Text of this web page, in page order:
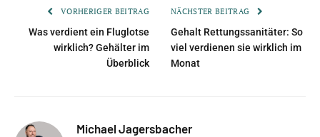
VORHERIGER BEITRAG
Was verdient ein Fluglotse
wirklich? Gehälter im
Überblick
NÄCHSTER BEITRAG
Gehalt Rettungssanitäter: So
viel verdienen sie wirklich im
Monat
Michael Jagersbacher